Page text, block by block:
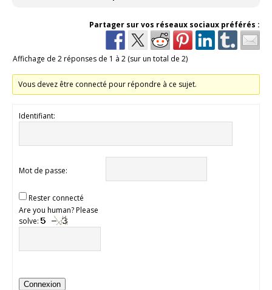
Partager sur vos réseaux sociaux préférés :
Affichage de 2 réponses de 1 à 2 (sur un total de 2)
Vous devez être connecté pour répondre à ce sujet.
Identifiant:
Mot de passe:
Rester connecté
Are you human? Please
solve:
Connexion